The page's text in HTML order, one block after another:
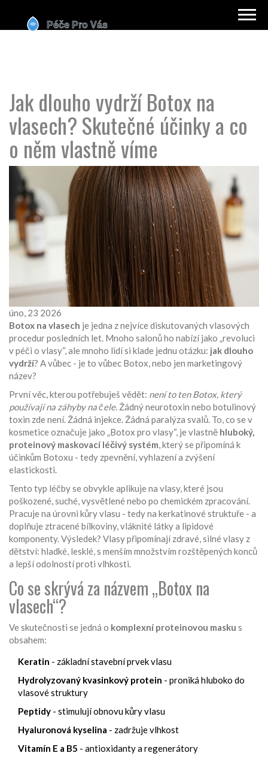
Jak dlouho vydrží Botox na
vlasech? Skutečné účinky a co
o něm vlastně víme
úno, 23 2026
Botox na vlasech je jedna z nejvíce diskutovaných vlasových
procedur posledních let. Mnoho salonů ho nabízí jako „revoluci
v péči o vlasy“, ale mnoho lidí si klade jednu otázku: jak dlouho
vydrží? A vůbec - je to vůbec Botox, nebo jen marketingový
název?
První věc, kterou potřebuješ vědět: není to ten Botox, který
používají na záhyby na čele. Žádný neurotoxin nebo botulinový
toxin zde není. Žádná injekce. Žádná paralýza svalů. To, co se v
kosmetice označuje jako „Botox pro vlasy“, je vlastně hluboký,
proteinový maskovací léčivý systém, který se připomíná k
účinkům Botoxu - tedy zpevnění, vyhlazení a zvýšení
elastickosti.
Tento typ léčby se obvykle aplikuje na vlasy, které jsou
poškozené, suché, vysvětlené nebo po chemickém zpracování.
Pracuje na úrovni kůry vlasu - tedy na kerkatinové struktuře - a
doplňuje ztracené bílkoviny, vláknité látky a lipidové
komponenty. Výsledek? Vlasy připomínají zdravé, silné vlasy z
dětství: hladké, lesklé, s menším množstvím rozštěpených konců
a lepší odolností proti vlhkosti.
Co se skrývá za názvem „Botox na
vlasech“?
Ve skutečnosti se jedná o komplexní proteinovou masku s
obsahem:
Keratin - základní stavební prvek vlasu
Hydrolyzovaný kvasinkový protein - proniká hluboko do
vlasové struktury
Peptidy - stimulují obnovu kůry vlasu
Hyaluronová kyselina - zadržuje vlhkost
Vitamín E a B5 - antioxidanty a regenerátory